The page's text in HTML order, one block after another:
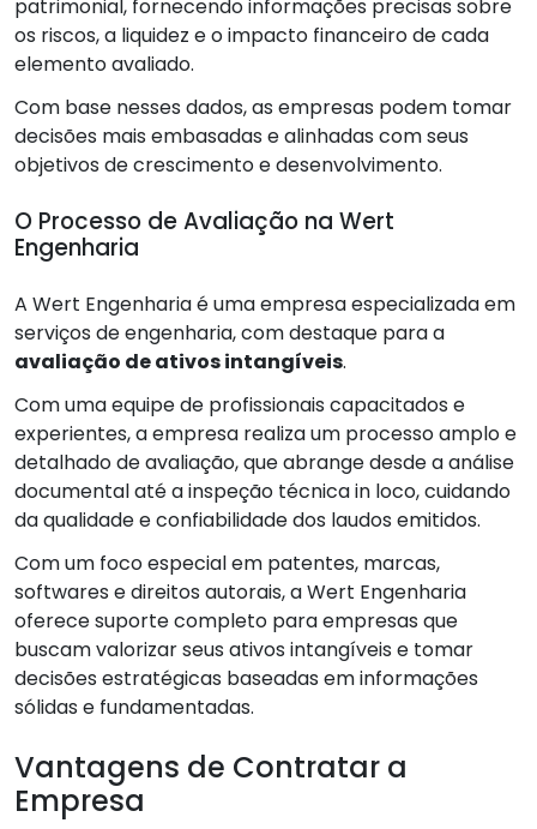
patrimonial, fornecendo informações precisas sobre
os riscos, a liquidez e o impacto financeiro de cada
elemento avaliado.
Com base nesses dados, as empresas podem tomar
decisões mais embasadas e alinhadas com seus
objetivos de crescimento e desenvolvimento.
O Processo de Avaliação na Wert
Engenharia
A Wert Engenharia é uma empresa especializada em
serviços de engenharia, com destaque para a
avaliação de ativos intangíveis.
Com uma equipe de profissionais capacitados e
experientes, a empresa realiza um processo amplo e
detalhado de avaliação, que abrange desde a análise
documental até a inspeção técnica in loco, cuidando
da qualidade e confiabilidade dos laudos emitidos.
Com um foco especial em patentes, marcas,
softwares e direitos autorais, a Wert Engenharia
oferece suporte completo para empresas que
buscam valorizar seus ativos intangíveis e tomar
decisões estratégicas baseadas em informações
sólidas e fundamentadas.
Vantagens de Contratar a
Empresa